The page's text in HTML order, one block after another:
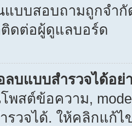
แบบสอบถามถูกจำ
ดต่อผู้ดูแลบอร์ด
บแบบสำรวจได้อย่
สต์ข้อความ,
รวจได้. ให้คลิกแก้